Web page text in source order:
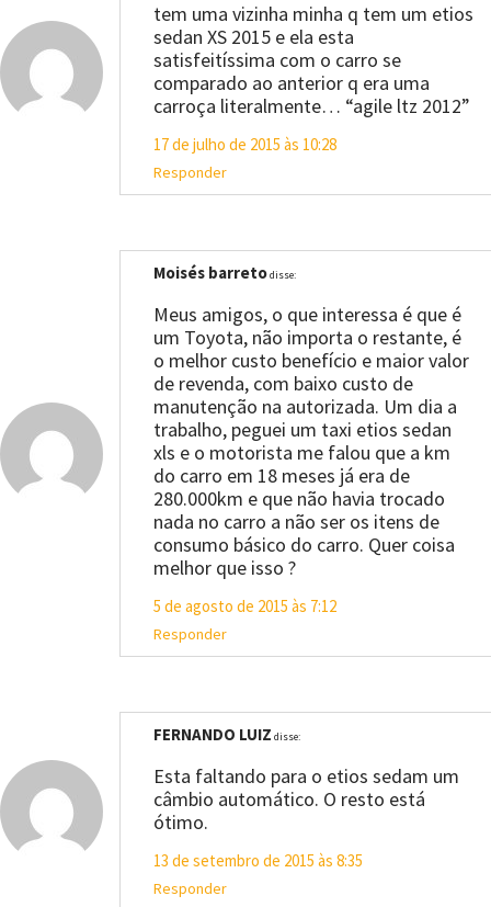
tem uma vizinha minha q tem um etios
sedan XS 2015 e ela esta
satisfeitíssima com o carro se
comparado ao anterior q era uma
carroça literalmente… “agile ltz 2012”
17 de julho de 2015 às 10:28
Responder
Moisés barretodisse:
Meus amigos, o que interessa é que é
um Toyota, não importa o restante, é
o melhor custo benefício e maior valor
de revenda, com baixo custo de
manutenção na autorizada. Um dia a
trabalho, peguei um taxi etios sedan
xls e o motorista me falou que a km
do carro em 18 meses já era de
280.000km e que não havia trocado
nada no carro a não ser os itens de
consumo básico do carro. Quer coisa
melhor que isso ?
5 de agosto de 2015 às 7:12
Responder
FERNANDO LUIZ disse:
Esta faltando para o etios sedam um
câmbio automático. O resto está
ótimo.
13 de setembro de 2015 às 8:35
Responder